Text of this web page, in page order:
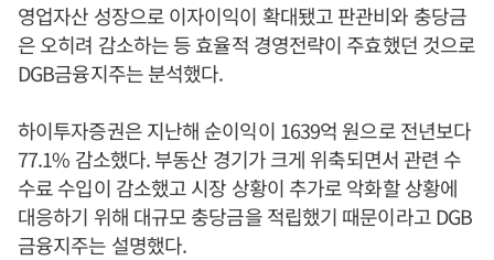
영업자산 성장으로 이자이익이 확대됐고 판관비와 충당금
은 오히려 감소하는 등 효율적 경영전략이 주효했던 것으로
DGB금융지주는 분석했다.
하이투자증권은 지난해 순이익이 1639억 원으로 전년보다
77.1% 감소했다. 부동산 경기가 크게 위축되면서 관련 수
수료 수입이 감소했고 시장 상황이 추가로 악화할 상황에
대응하기 위해 대규모 충당금을 적립했기 때문이라고 DGB
금융지주는 설명했다.